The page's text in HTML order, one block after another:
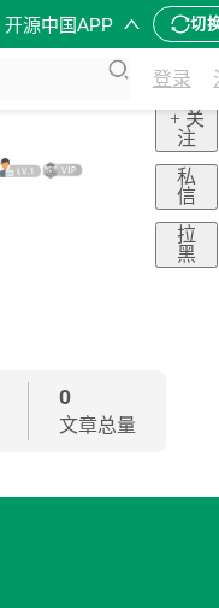
开源中国APP 切
登录
+ 关
注
私
信
拉
黑
0
文章总量